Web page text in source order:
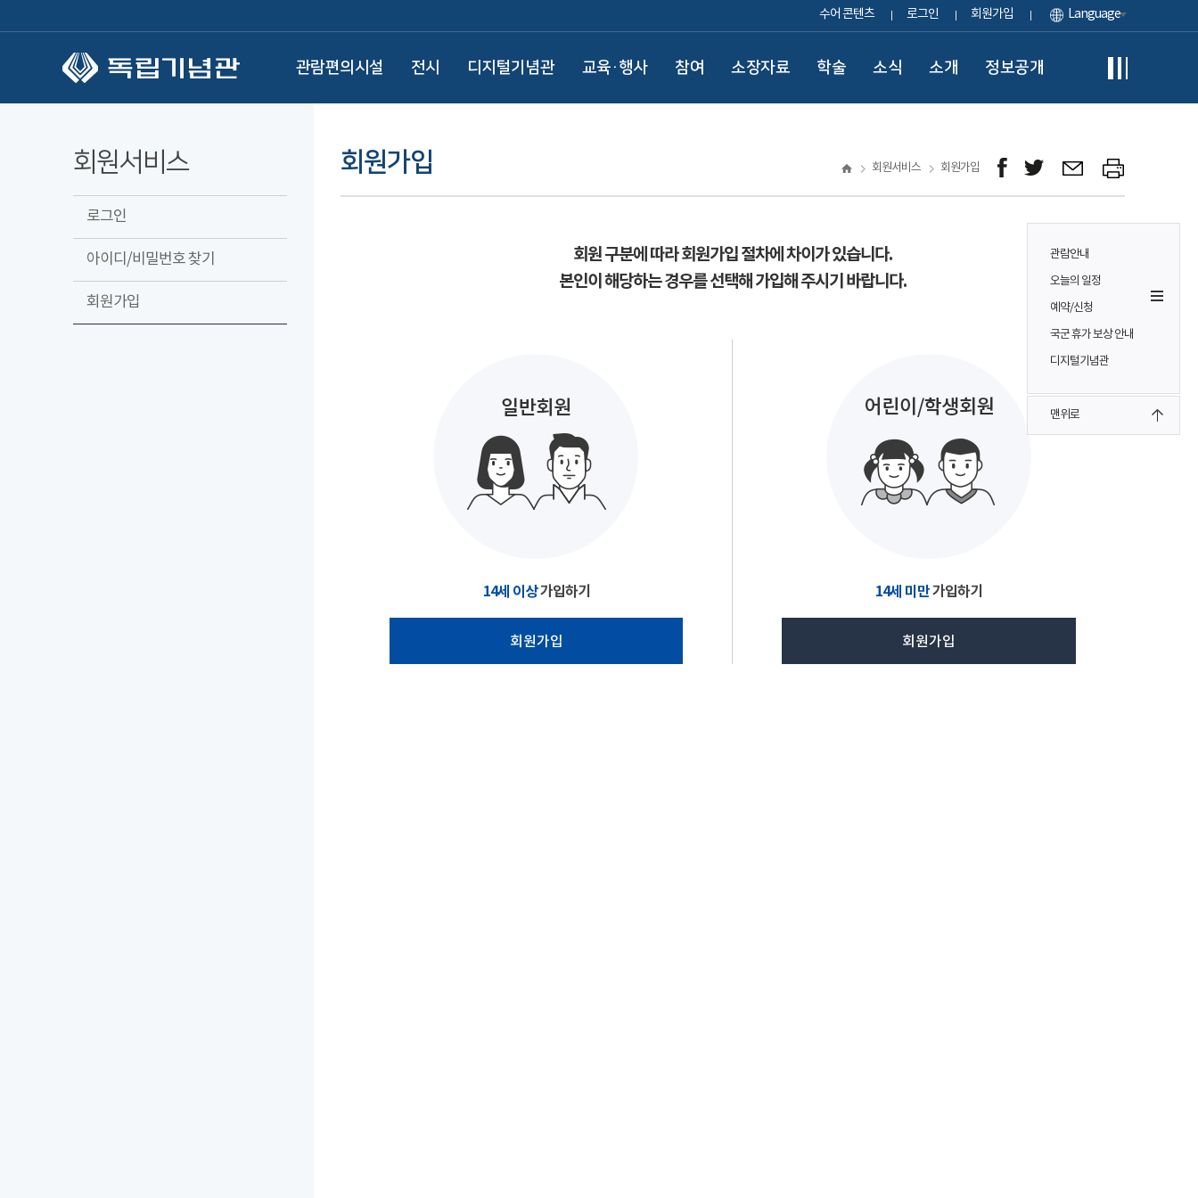
수어 콘텐츠 로그인 회원가입 Language
관람편의시설 전시 디지털기념관 교육·행사 참여 소장자료 학술 소식 소개 정보공개
회원서비스
로그인
아이디/비밀번호 찾기
회원가입
회원가입 회원서비스 회원가입
회원 구분에 따라 회원가입 절차에 차이가 있습니다.
본인이 해당하는 경우를 선택해 가입해 주시기 바랍니다.
14세 이상가입하기
회원가입
14세 미만가입하기
회원가입
관람안내
오늘의 일정
예약/신청
국군 휴가 보상 안내
디지털기념관
맨위로